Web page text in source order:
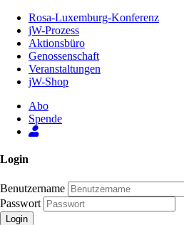
Inhalt
Seite
Rosa-Luxemburg-Konferenz
jW-Prozess
Aktionsbüro
Genossenschaft
Veranstaltungen
jW-Shop
Abo
Spende
Login
Benutzername
Passwort
Login